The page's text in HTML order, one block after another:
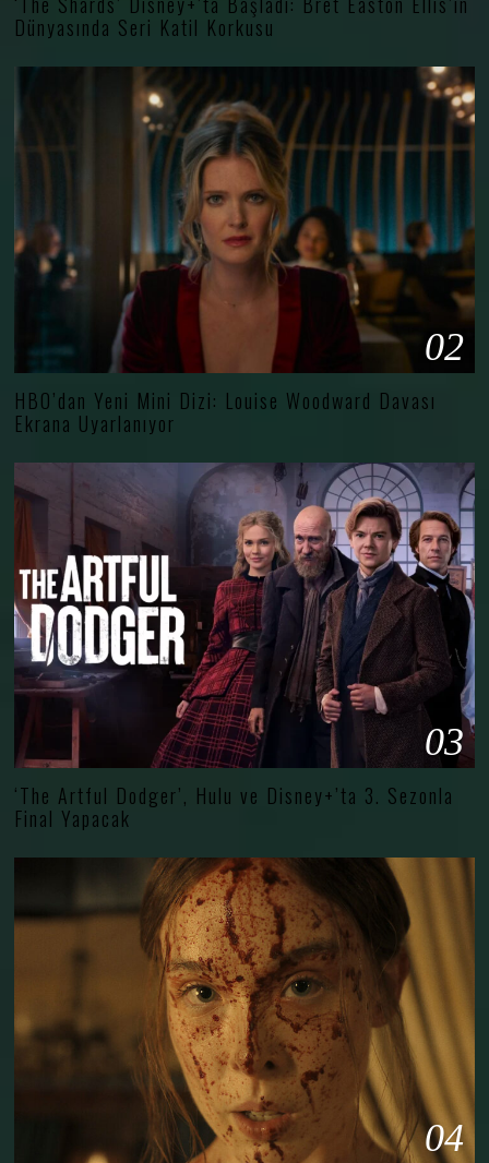
Dünyasında Seri Katil Korkusu
02
HBO’dan Yeni Mini Dizi: Louise Woodward Davası
Ekrana Uyarlanıyor
03
‘The Artful Dodger’, Hulu ve Disney+’ta 3. Sezonla
Final Yapacak
04